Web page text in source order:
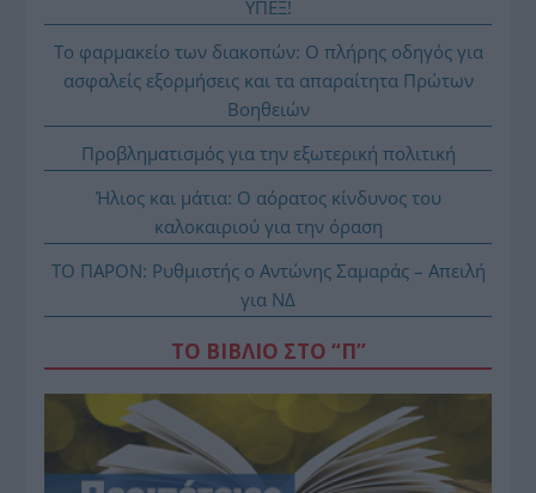
ΥΠΕΞ!
Το φαρμακείο των διακοπών: Ο πλήρης οδηγός για
ασφαλείς εξορμήσεις και τα απαραίτητα Πρώτων
Βοηθειών
Προβληματισμός για την εξωτερική πολιτική
Ήλιος και μάτια: Ο αόρατος κίνδυνος του
καλοκαιριού για την όραση
ΤΟ ΠΑΡΟΝ: Ρυθμιστής ο Αντώνης Σαμαράς – Απειλή
για ΝΔ
ΤΟ ΒΙΒΛΙΟ ΣΤΟ “Π”